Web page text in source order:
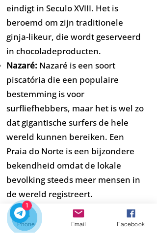
eindigt in Seculo XVIII. Het is
beroemd om zijn traditionele
ginja-likeur, die wordt geserveerd
in chocoladeproducten.
Nazaré: Nazaré is een soort
piscatória die een populaire
bestemming is voor
surfliefhebbers, maar het is wel zo
dat gigantische surfers de hele
wereld kunnen bereiken. Een
Praia do Norte is een bijzondere
bekendheid omdat de lokale
bevolking steeds meer mensen in
de wereld registreert.
Boek nu
Phone Email Facebook
1